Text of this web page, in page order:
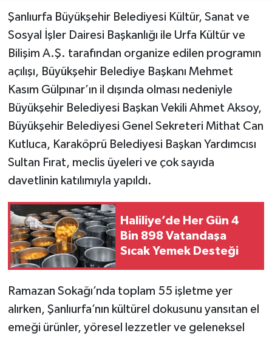
Şanlıurfa Büyükşehir Belediyesi Kültür, Sanat ve
Sosyal İşler Dairesi Başkanlığı ile Urfa Kültür ve
Bilişim A.Ş. tarafından organize edilen programın
açılışı, Büyükşehir Belediye Başkanı Mehmet
Kasım Gülpınar’ın il dışında olması nedeniyle
Büyükşehir Belediyesi Başkan Vekili Ahmet Aksoy,
Büyükşehir Belediyesi Genel Sekreteri Mithat Can
Kutluca, Karaköprü Belediyesi Başkan Yardımcısı
Sultan Fırat, meclis üyeleri ve çok sayıda
davetlinin katılımıyla yapıldı.
Haliliye’de Her Gün 4
Bin 898 Vatandaşa
Sıcak Yemek Desteği
Ramazan Sokağı’nda toplam 55 işletme yer
alırken, Şanlıurfa’nın kültürel dokusunu yansıtan el
emeği ürünler, yöresel lezzetler ve geleneksel